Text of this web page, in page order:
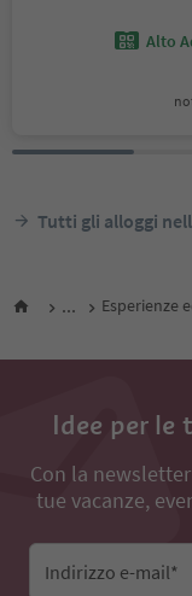
Alto
Tutti gli alloggi
... Esperienze
Idee per le
Con la
tue vacanze,
Indirizzo e-mail*